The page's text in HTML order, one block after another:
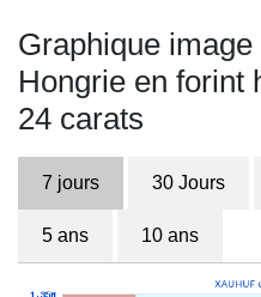
Graphique image
Hongrie en forint
24 carats
7 jours 30 Jours
5 ans 10 ans